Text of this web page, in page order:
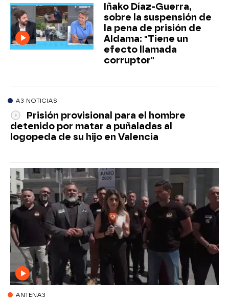
Iñako Díaz-Guerra,
sobre la suspensión de
la pena de prisión de
Aldama: "Tiene un
efecto llamada
corruptor"
A3 NOTICIAS
Prisión provisional para el hombre
detenido por matar a puñaladas al
logopeda de su hijo en Valencia
ANTENA3